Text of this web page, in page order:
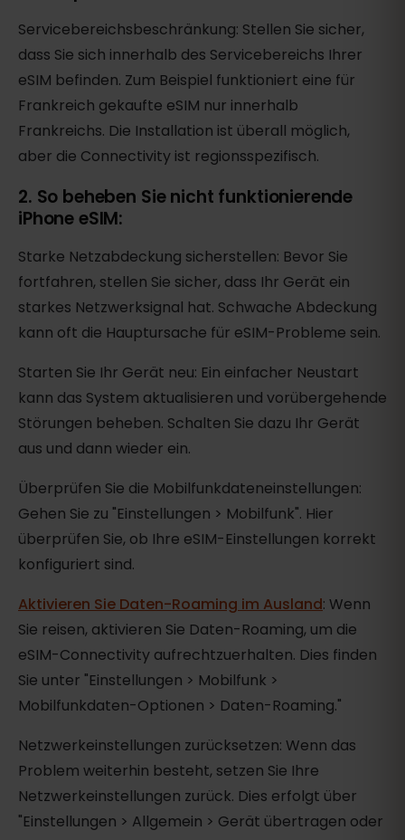
Servicebereichsbeschränkung: Stellen Sie sicher,
dass Sie sich innerhalb des Servicebereichs Ihrer
eSIM befinden. Zum Beispiel funktioniert eine für
Frankreich gekaufte eSIM nur innerhalb
Frankreichs. Die Installation ist überall möglich,
aber die Connectivity ist regionsspezifisch.
2. So beheben Sie nicht funktionierende
iPhone eSIM:
Starke Netzabdeckung sicherstellen: Bevor Sie
fortfahren, stellen Sie sicher, dass Ihr Gerät ein
starkes Netzwerksignal hat. Schwache Abdeckung
kann oft die Hauptursache für eSIM-Probleme sein.
Starten Sie Ihr Gerät neu: Ein einfacher Neustart
kann das System aktualisieren und vorübergehende
Störungen beheben. Schalten Sie dazu Ihr Gerät
aus und dann wieder ein.
Überprüfen Sie die Mobilfunkdateneinstellungen:
Gehen Sie zu "Einstellungen > Mobilfunk". Hier
überprüfen Sie, ob Ihre eSIM-Einstellungen korrekt
konfiguriert sind.
Aktivieren Sie Daten-Roaming im Ausland: Wenn
Sie reisen, aktivieren Sie Daten-Roaming, um die
eSIM-Connectivity aufrechtzuerhalten. Dies finden
Sie unter "Einstellungen > Mobilfunk >
Mobilfunkdaten-Optionen > Daten-Roaming."
Netzwerkeinstellungen zurücksetzen: Wenn das
Problem weiterhin besteht, setzen Sie Ihre
Netzwerkeinstellungen zurück. Dies erfolgt über
"Einstellungen > Allgemein > Gerät übertragen oder